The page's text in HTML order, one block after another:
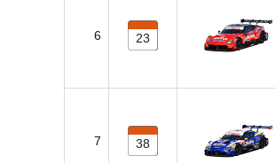
6 23
7 38